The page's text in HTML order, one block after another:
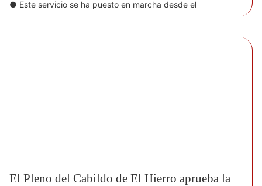
● Este servicio se ha puesto en marcha desde el
El Pleno del Cabildo de El Hierro aprueba la